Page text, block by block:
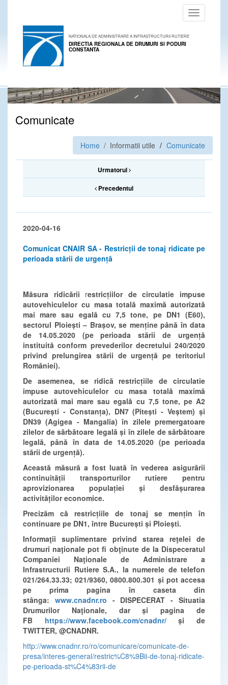
Toggle
navigation
NATIONALA DE ADMINISTRARE A INFRASTRUCTURII RUTIERE
DIRECTIA REGIONALA DE DRUMURI SI PODURI
CONSTANTA
Comunicate
Home / Informatii utile Comunicate
Urmatorul
Precedentul
2020-04-16
Comunicat CNAIR SA - Restricții de tonaj ridicate pe
perioada stării de urgență
Măsura ridicării restricțiilor de circulatie impuse
autovehiculelor cu masa totală maximă autorizată
mai mare sau egală cu 7,5 tone, pe DN1 (E60),
sectorul Ploiești – Brașov, se menține până în data
de 14.05.2020 (pe perioada stării de urgență
instituită conform prevederilor decretului 240/2020
privind prelungirea stării de urgență pe teritoriul
României).
De asemenea, se ridică restricțiile de circulatie
impuse autovehiculelor cu masa totală maximă
autorizată mai mare sau egală cu 7,5 tone, pe A2
(București - Constanța), DN7 (Pitești - Veștem) și
DN39 (Agigea - Mangalia) în zilele premergatoare
zilelor de sărbătoare legală și în zilele de sărbătoare
legală, până în data de 14.05.2020 (pe perioada
stării de urgență).
Această măsură a fost luată în vederea asigurării
continuității transporturilor rutiere pentru
aprovizionarea populației și desfășurarea
activităților economice.
Precizăm că restricțiile de tonaj se mențin în
continuare pe DN1, între București și Ploiești.
Informaţii suplimentare privind starea reţelei de
drumuri naţionale pot fi obţinute de la Dispeceratul
Companiei Naţionale de Administrare a
Infrastructurii Rutiere S.A., la numerele de telefon
021/264.33.33; 021/9360, 0800.800.301 și pot accesa
pe prima pagina în caseta din
stânga: www.cnadnr.ro - DISPECERAT - Situatia
Drumurilor Naţionale, dar și pagina de
FB https://www.facebook.com/cnadnr/și de
TWITTER, @CNADNR.
http://www.cnadnr.ro/ro/comunicare/comunicate-de-
presa/interes-general/restric%C8%9Bii-de-tonaj-ridicate-
pe-perioada-st%C4%83rii-de